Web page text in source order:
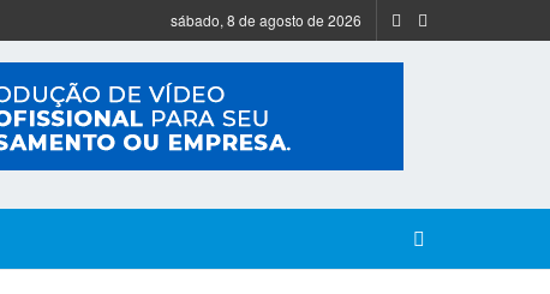
sábado, 8 de agosto de 2026